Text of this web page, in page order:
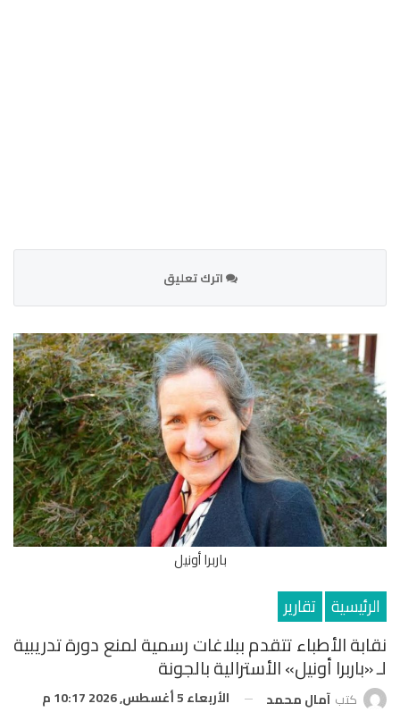
اترك تعليق
باربرا أونيل
الرئيسية تقارير
نقابة الأطباء تتقدم ببلاغات رسمية لمنع دورة تدريبية
لـ «باربرا أونيل» الأسترالية بالجونة
كتب آمال محمد الأربعاء 5 أغسطس, 2026 10:17 م